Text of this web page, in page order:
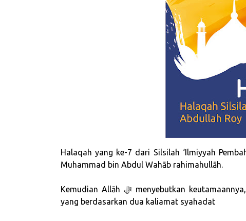
Halaqah yang ke-7 dari Silsilah ‘Ilmiyyah
Muhammad bin Abdul Wahāb rahimahullāh.
Kemudian Allāh ﷻ menyebutkan keutamaannya, apa ganjarannya orang yang mewujudkan Islām
yang berdasarkan dua kaliamat syahadat